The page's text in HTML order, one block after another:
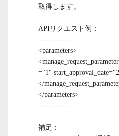
取得します。
APIリクエスト例：
------------
<parameters>
="1"
</
</parameters>
------------
補足：